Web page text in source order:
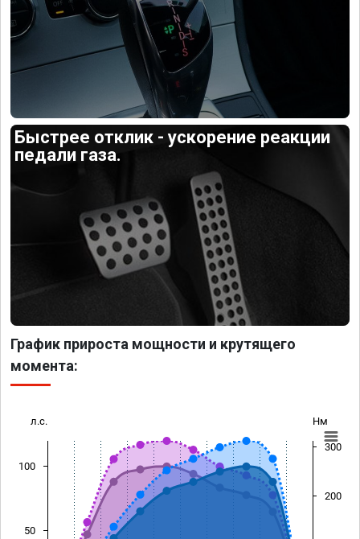
Быстрее отклик - ускорение реакции
педали газа.
График прироста мощности и крутящего
момента:
л.с. Нм
50
100
200
300